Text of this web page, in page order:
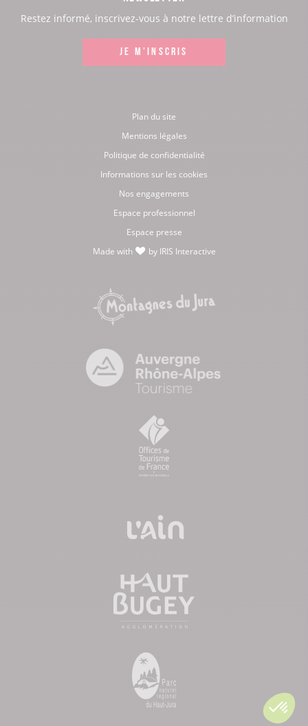
FacebookInstagramLinkedInYoutube
Restez informé, inscrivez-vous à notre lettre d’information
JE M'INSCRIS
Plan du site
Mentions légales
Politique de confidentialité
Informations sur les cookies
Nos engagements
Espace professionnel
Espace presse
Made with
by IRIS Interactive